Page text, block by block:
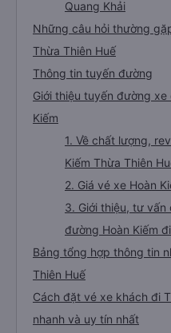
Quang Khải
Những câu hỏi thường
Thừa Thiên Huế
Thông tin tuyến đường
Giới thiệu tuyến đường
Kiếm
1. Về chất lượng,
Kiếm Thừa Thiên
2. Giá vé xe Hoàn
3. Giới thiệu, tư
đường Hoàn Kiếm
Bảng tổng hợp thông tin
Thiên Huế
Cách đặt vé xe khách đi
nhanh và uy tín nhất